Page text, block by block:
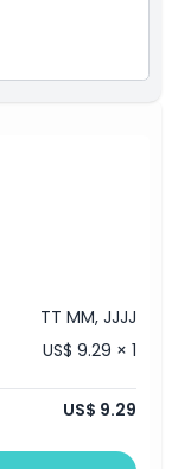
TT MM, JJJJ
US$ 9.29 × 1
US$ 9.29